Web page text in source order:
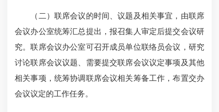
（二）联席会议的时间、议题及相关事宜，由联席
会议办公室统筹汇总提出，报召集人审定后提交会议研
究。联席会议办公室可召开成员单位联络员会议，研究
讨论联席会议议题、需要提交联席会议议定事项及其他
相关事项，统筹协调联席会议相关筹备工作，布置交办
会议议定的工作任务。